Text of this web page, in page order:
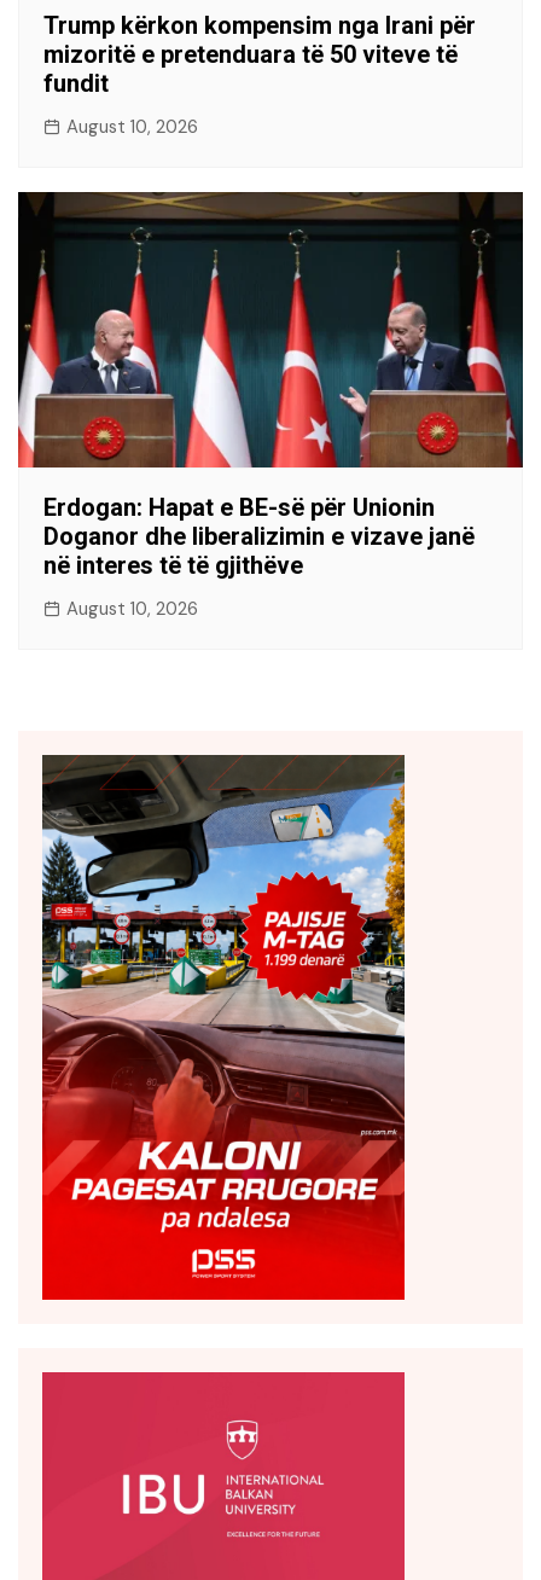
Trump kërkon kompensim nga Irani për
mizoritë e pretenduara të 50 viteve të
fundit
August 10, 2026
Erdogan: Hapat e BE-së për Unionin
Doganor dhe liberalizimin e vizave janë
në interes të të gjithëve
August 10, 2026